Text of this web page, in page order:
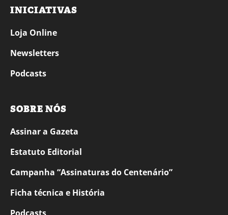
INICIATIVAS
Loja Online
Newsletters
Podcasts
SOBRE NÓS
Assinar a Gazeta
Estatuto Editorial
Campanha “Assinaturas do Centenário”
Ficha técnica e História